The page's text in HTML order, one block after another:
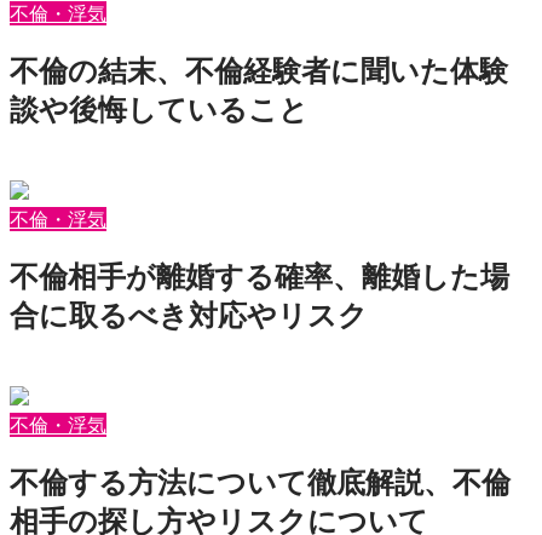
不倫・浮気
不倫の結末、不倫経験者に聞いた体験
談や後悔していること
不倫・浮気
不倫相手が離婚する確率、離婚した場
合に取るべき対応やリスク
不倫・浮気
不倫する方法について徹底解説、不倫
相手の探し方やリスクについて